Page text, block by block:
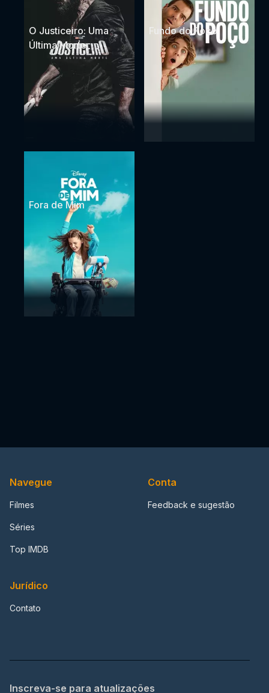
O Justiceiro: Uma
Última Morte
Fundo do Poço
Fora de Mim
Navegue
Filmes
Séries
Top IMDB
Conta
Feedback e sugestão
Jurídico
Contato
Inscreva-se para atualizações